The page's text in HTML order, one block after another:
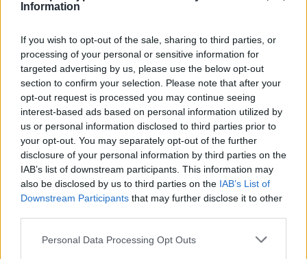
Information
If you wish to opt-out of the sale, sharing to third parties, or
processing of your personal or sensitive information for
targeted advertising by us, please use the below opt-out
section to confirm your selection. Please note that after your
opt-out request is processed you may continue seeing
interest-based ads based on personal information utilized by
us or personal information disclosed to third parties prior to
your opt-out. You may separately opt-out of the further
disclosure of your personal information by third parties on the
IAB’s list of downstream participants. This information may
also be disclosed by us to third parties on the IAB’s List of
Downstream Participants that may further disclose it to other
Personal Data Processing Opt Outs
skarpetek – plan wydarzeń
Czarna skarpetka ucieka z domu i trafia na
casting, który wygrywa wierszem o cierpieniu
skarpet, a następnie zostaje gwiazdą serialu i
pisze książkę. Szara skarpeta ucieka przez
dziurę w podłodze, którą trafia na łąkę, gdzie
daje schronienie myszom polnym przed